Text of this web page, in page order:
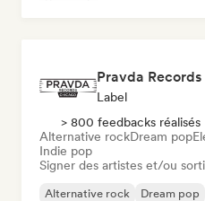
Pravda Records
Label
> 800 feedbacks réalisés
Alternative rockDream pop
Indie pop
Signer des artistes et/ou
Alternative rock Dream pop